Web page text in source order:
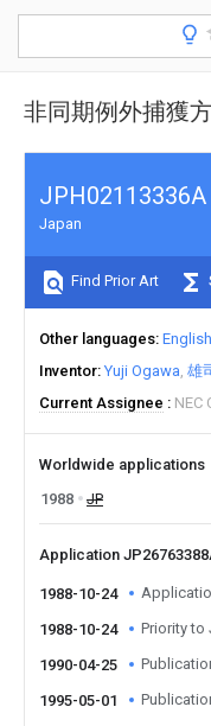
非同期例外捕獲
JPH02113336A
Japan
Find Prior Art
Other languages English
Inventor Yuji Ogawa 雄
Current Assignee
NEC
Worldwide applications
1988
JP
Application
1988-10-24
1988-10-24 Priority to
1990-04-25
1995-05-01